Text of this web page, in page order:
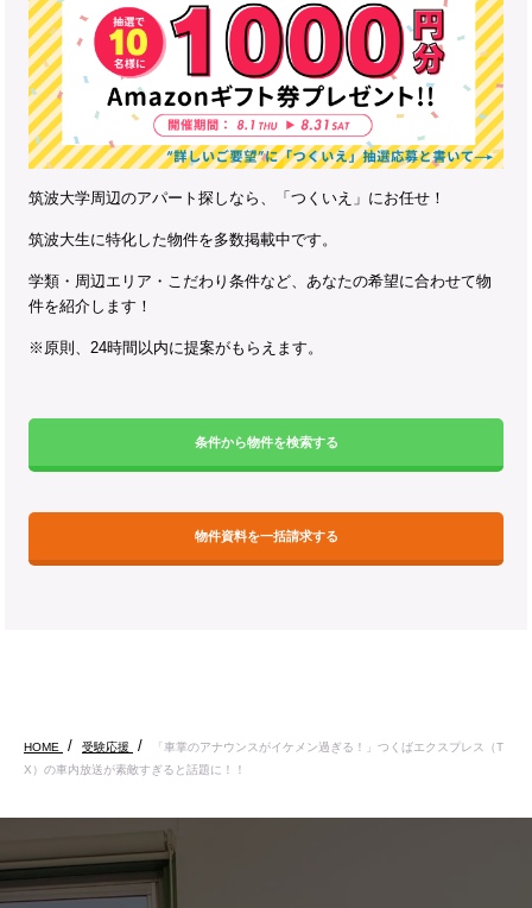
筑波大学周辺のアパート探しなら、「つくいえ」にお任せ！
筑波大生に特化した物件を多数掲載中です。
学類・周辺エリア・こだわり条件など、あなたの希望に合わせて物
件を紹介します！
※原則、24時間以内に提案がもらえます。
条件から物件を検索する
物件資料を一括請求する
HOME 受験応援
「車掌のアナウンスがイケメン過ぎる！」つくばエクスプレス（T
X）の車内放送が素敵すぎると話題に！！